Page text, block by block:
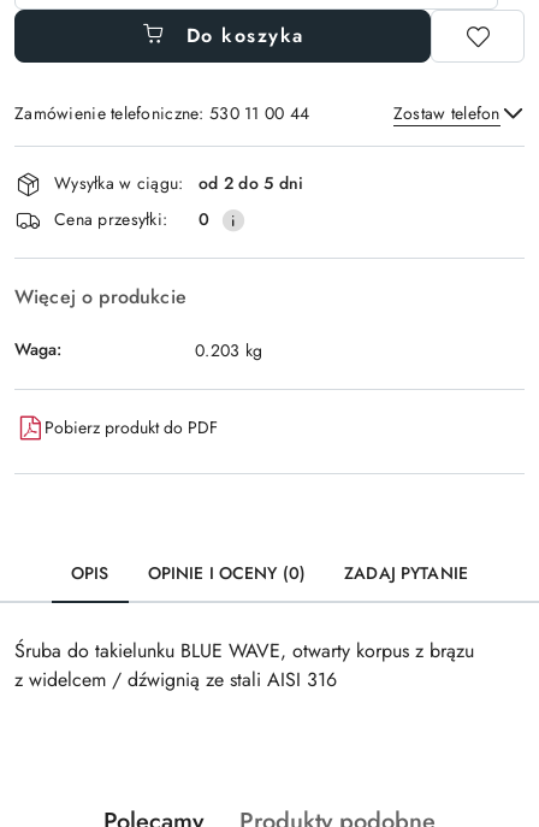
Do koszyka
Zamówienie telefoniczne: 530 11 00 44 Zostaw telefon
Wyślij
Dostępność
i
dostawa
Wysyłka w ciągu:
od 2 do 5 dni
Cena przesyłki:
0
Więcej o produkcie
Waga: 0.203 kg
Pobierz produkt do PDF
OPIS OPINIE I OCENY (0) ZADAJ PYTANIE
Śruba do takielunku BLUE WAVE, otwarty korpus z brązu
z widelcem / dźwignią ze stali AISI 316
Produkty
Produkty